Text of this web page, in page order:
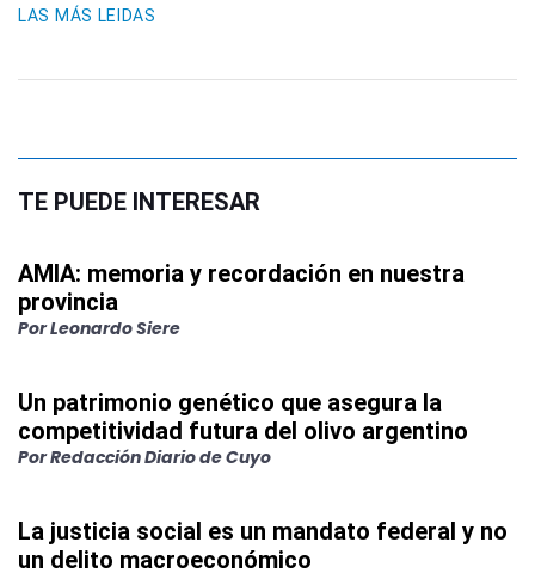
LAS MÁS LEIDAS
TE PUEDE INTERESAR
AMIA: memoria y recordación en nuestra
provincia
PorLeonardo Siere
Un patrimonio genético que asegura la
competitividad futura del olivo argentino
PorRedacción Diario de Cuyo
La justicia social es un mandato federal y no
un delito macroeconómico